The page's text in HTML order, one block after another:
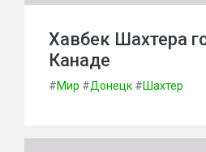
Хавбек Шахтера
Канаде
#Мир #Донецк #Шахтер